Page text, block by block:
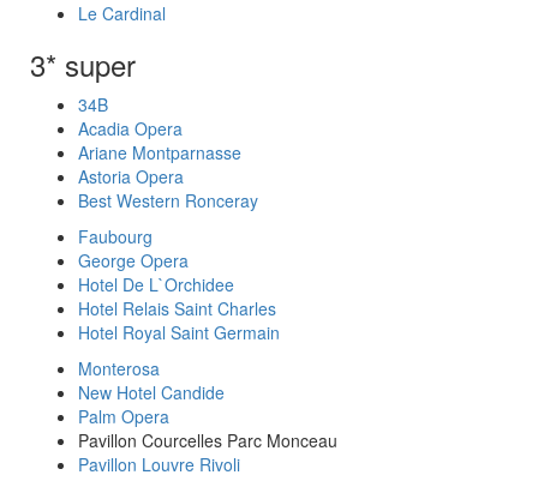
Le Cardinal
3* super
34B
Acadia Opera
Ariane Montparnasse
Astoria Opera
Best Western Ronceray
Faubourg
George Opera
Hotel De L`Orchidee
Hotel Relais Saint Charles
Hotel Royal Saint Germain
Monterosa
New Hotel Candide
Palm Opera
Pavillon Courcelles Parc Monceau
Pavillon Louvre Rivoli